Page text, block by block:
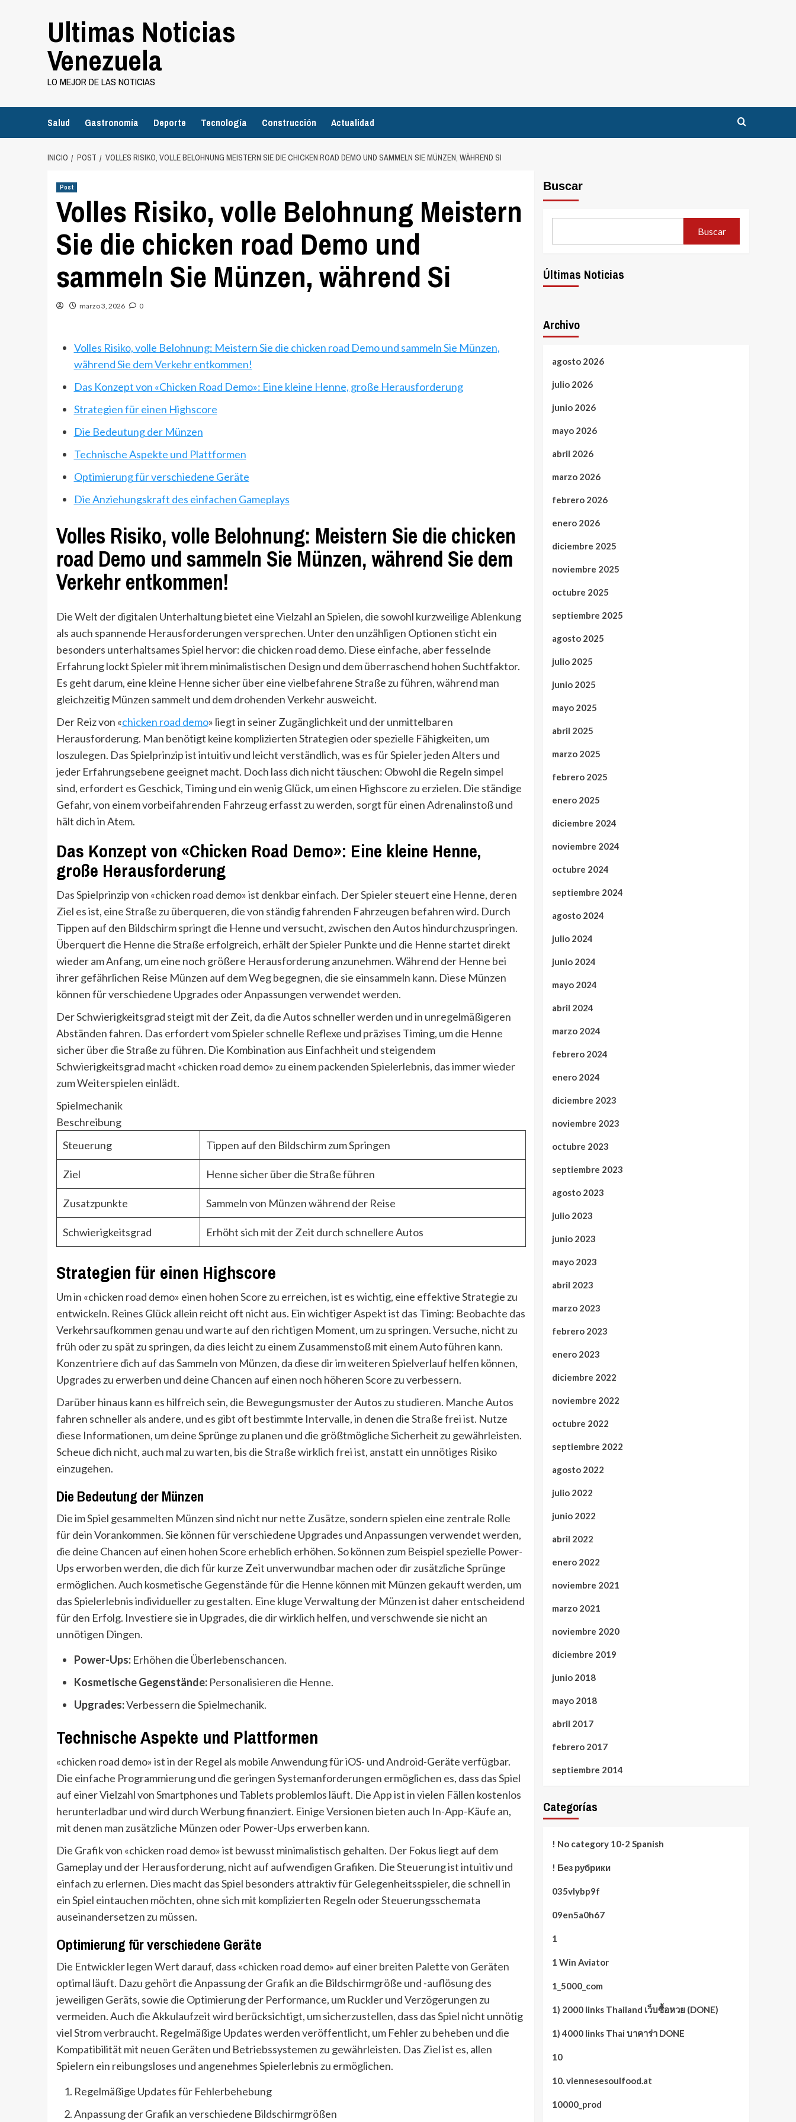
Ultimas Noticias
Venezuela
LO MEJOR DE LAS NOTICIAS
Salud Gastronomía Deporte Tecnología Construcción Actualidad
INICIO POST VOLLES RISIKO, VOLLE BELOHNUNG MEISTERN SIE DIE CHICKEN ROAD DEMO UND SAMMELN SIE MÜNZEN, WÄHREND SI
Post
Volles Risiko, volle Belohnung Meistern
Sie die chicken road Demo und
sammeln Sie Münzen, während Si
marzo 3, 2026 0
Volles Risiko, volle Belohnung: Meistern Sie die chicken road Demo und sammeln Sie Münzen,
während Sie dem Verkehr entkommen!
Das Konzept von «Chicken Road Demo»: Eine kleine Henne, große Herausforderung
Strategien für einen Highscore
Die Bedeutung der Münzen
Technische Aspekte und Plattformen
Optimierung für verschiedene Geräte
Die Anziehungskraft des einfachen Gameplays
Volles Risiko, volle Belohnung: Meistern Sie die chicken
road Demo und sammeln Sie Münzen, während Sie dem
Verkehr entkommen!
Die Welt der digitalen Unterhaltung bietet eine Vielzahl an Spielen, die sowohl kurzweilige Ablenkung
als auch spannende Herausforderungen versprechen. Unter den unzähligen Optionen sticht ein
besonders unterhaltsames Spiel hervor: die chicken road demo. Diese einfache, aber fesselnde
Erfahrung lockt Spieler mit ihrem minimalistischen Design und dem überraschend hohen Suchtfaktor.
Es geht darum, eine kleine Henne sicher über eine vielbefahrene Straße zu führen, während man
gleichzeitig Münzen sammelt und dem drohenden Verkehr ausweicht.
Der Reiz von «chicken road demo» liegt in seiner Zugänglichkeit und der unmittelbaren
Herausforderung. Man benötigt keine komplizierten Strategien oder spezielle Fähigkeiten, um
loszulegen. Das Spielprinzip ist intuitiv und leicht verständlich, was es für Spieler jeden Alters und
jeder Erfahrungsebene geeignet macht. Doch lass dich nicht täuschen: Obwohl die Regeln simpel
sind, erfordert es Geschick, Timing und ein wenig Glück, um einen Highscore zu erzielen. Die ständige
Gefahr, von einem vorbeifahrenden Fahrzeug erfasst zu werden, sorgt für einen Adrenalinstoß und
hält dich in Atem.
Das Konzept von «Chicken Road Demo»: Eine kleine Henne,
große Herausforderung
Das Spielprinzip von «chicken road demo» ist denkbar einfach. Der Spieler steuert eine Henne, deren
Ziel es ist, eine Straße zu überqueren, die von ständig fahrenden Fahrzeugen befahren wird. Durch
Tippen auf den Bildschirm springt die Henne und versucht, zwischen den Autos hindurchzuspringen.
Überquert die Henne die Straße erfolgreich, erhält der Spieler Punkte und die Henne startet direkt
wieder am Anfang, um eine noch größere Herausforderung anzunehmen. Während der Henne bei
ihrer gefährlichen Reise Münzen auf dem Weg begegnen, die sie einsammeln kann. Diese Münzen
können für verschiedene Upgrades oder Anpassungen verwendet werden.
Der Schwierigkeitsgrad steigt mit der Zeit, da die Autos schneller werden und in unregelmäßigeren
Abständen fahren. Das erfordert vom Spieler schnelle Reflexe und präzises Timing, um die Henne
sicher über die Straße zu führen. Die Kombination aus Einfachheit und steigendem
Schwierigkeitsgrad macht «chicken road demo» zu einem packenden Spielerlebnis, das immer wieder
zum Weiterspielen einlädt.
Spielmechanik
Beschreibung
Steuerung
Tippen auf den Bildschirm zum Springen
Ziel Henne sicher über die Straße führen
Zusatzpunkte Sammeln von Münzen während der Reise
Schwierigkeitsgrad Erhöht sich mit der Zeit durch schnellere Autos
Strategien für einen Highscore
Um in «chicken road demo» einen hohen Score zu erreichen, ist es wichtig, eine effektive Strategie zu
entwickeln. Reines Glück allein reicht oft nicht aus. Ein wichtiger Aspekt ist das Timing: Beobachte das
Verkehrsaufkommen genau und warte auf den richtigen Moment, um zu springen. Versuche, nicht zu
früh oder zu spät zu springen, da dies leicht zu einem Zusammenstoß mit einem Auto führen kann.
Konzentriere dich auf das Sammeln von Münzen, da diese dir im weiteren Spielverlauf helfen können,
Upgrades zu erwerben und deine Chancen auf einen noch höheren Score zu verbessern.
Darüber hinaus kann es hilfreich sein, die Bewegungsmuster der Autos zu studieren. Manche Autos
fahren schneller als andere, und es gibt oft bestimmte Intervalle, in denen die Straße frei ist. Nutze
diese Informationen, um deine Sprünge zu planen und die größtmögliche Sicherheit zu gewährleisten.
Scheue dich nicht, auch mal zu warten, bis die Straße wirklich frei ist, anstatt ein unnötiges Risiko
einzugehen.
Die Bedeutung der Münzen
Die im Spiel gesammelten Münzen sind nicht nur nette Zusätze, sondern spielen eine zentrale Rolle
für dein Vorankommen. Sie können für verschiedene Upgrades und Anpassungen verwendet werden,
die deine Chancen auf einen hohen Score erheblich erhöhen. So können zum Beispiel spezielle Power-
Ups erworben werden, die dich für kurze Zeit unverwundbar machen oder dir zusätzliche Sprünge
ermöglichen. Auch kosmetische Gegenstände für die Henne können mit Münzen gekauft werden, um
das Spielerlebnis individueller zu gestalten. Eine kluge Verwaltung der Münzen ist daher entscheidend
für den Erfolg. Investiere sie in Upgrades, die dir wirklich helfen, und verschwende sie nicht an
unnötigen Dingen.
Power-Ups:Erhöhen die Überlebenschancen.
Kosmetische Gegenstände:Personalisieren die Henne.
Upgrades:Verbessern die Spielmechanik.
Technische Aspekte und Plattformen
«chicken road demo» ist in der Regel als mobile Anwendung für iOS- und Android-Geräte verfügbar.
Die einfache Programmierung und die geringen Systemanforderungen ermöglichen es, dass das Spiel
auf einer Vielzahl von Smartphones und Tablets problemlos läuft. Die App ist in vielen Fällen kostenlos
herunterladbar und wird durch Werbung finanziert. Einige Versionen bieten auch In-App-Käufe an,
mit denen man zusätzliche Münzen oder Power-Ups erwerben kann.
Die Grafik von «chicken road demo» ist bewusst minimalistisch gehalten. Der Fokus liegt auf dem
Gameplay und der Herausforderung, nicht auf aufwendigen Grafiken. Die Steuerung ist intuitiv und
einfach zu erlernen. Dies macht das Spiel besonders attraktiv für Gelegenheitsspieler, die schnell in
ein Spiel eintauchen möchten, ohne sich mit komplizierten Regeln oder Steuerungsschemata
auseinandersetzen zu müssen.
Optimierung für verschiedene Geräte
Die Entwickler legen Wert darauf, dass «chicken road demo» auf einer breiten Palette von Geräten
optimal läuft. Dazu gehört die Anpassung der Grafik an die Bildschirmgröße und -auflösung des
jeweiligen Geräts, sowie die Optimierung der Performance, um Ruckler und Verzögerungen zu
vermeiden. Auch die Akkulaufzeit wird berücksichtigt, um sicherzustellen, dass das Spiel nicht unnötig
viel Strom verbraucht. Regelmäßige Updates werden veröffentlicht, um Fehler zu beheben und die
Kompatibilität mit neuen Geräten und Betriebssystemen zu gewährleisten. Das Ziel ist es, allen
Spielern ein reibungsloses und angenehmes Spielerlebnis zu ermöglichen.
Regelmäßige Updates für Fehlerbehebung
Anpassung der Grafik an verschiedene Bildschirmgrößen
Buscar
Buscar
Últimas Noticias
Archivo
agosto 2026
julio 2026
junio 2026
mayo 2026
abril 2026
marzo 2026
febrero 2026
enero 2026
diciembre 2025
noviembre 2025
octubre 2025
septiembre 2025
agosto 2025
julio 2025
junio 2025
mayo 2025
abril 2025
marzo 2025
febrero 2025
enero 2025
diciembre 2024
noviembre 2024
octubre 2024
septiembre 2024
agosto 2024
julio 2024
junio 2024
mayo 2024
abril 2024
marzo 2024
febrero 2024
enero 2024
diciembre 2023
noviembre 2023
octubre 2023
septiembre 2023
agosto 2023
julio 2023
junio 2023
mayo 2023
abril 2023
marzo 2023
febrero 2023
enero 2023
diciembre 2022
noviembre 2022
octubre 2022
septiembre 2022
agosto 2022
julio 2022
junio 2022
abril 2022
enero 2022
noviembre 2021
marzo 2021
noviembre 2020
diciembre 2019
junio 2018
mayo 2018
abril 2017
febrero 2017
septiembre 2014
Categorías
! No category 10-2 Spanish
! Без рубрики
035vlybp9f
09en5a0h67
1
1 Win Aviator
1_5000_com
1) 2000 links Thailand เว็บซื้อหวย (DONE)
1) 4000 links Thai บาคาร่า DONE
10
10. viennesesoulfood.at
10000_prod